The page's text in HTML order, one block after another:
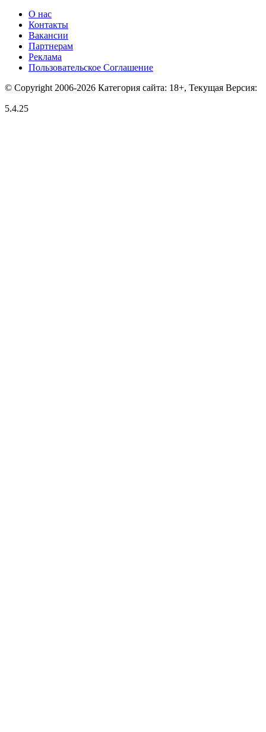
О нас
Контакты
Вакансии
Партнерам
Реклама
Пользовательское Соглашение
© Copyright 2006-2026 Категория сайта: 18+, Текущая Версия:
5.4.25